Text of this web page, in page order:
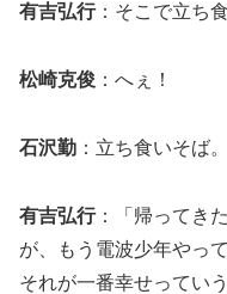
有吉弘行：そこで立ち
松崎克俊 ：へぇ！
石沢勤 ：立ち食いそば。
有吉弘行：「帰ってき
が、もう電波少年やっ
それが一番幸せっていう